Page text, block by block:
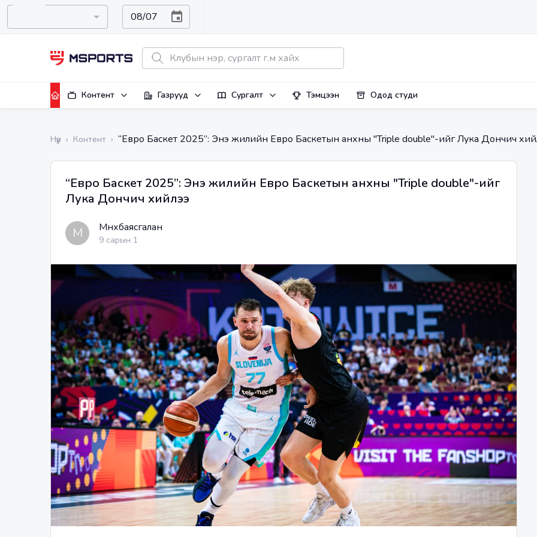
Контент Газрууд Сургалт Тэмцээн Одод студи
Нүүр › Контент › “Евро Баскет 2025”: Энэ жилийн Евро Баскетын анхны "Triple double"-ийг Лука Дончич
“Евро Баскет 2025”: Энэ жилийн Евро Баскетын анхны "Triple double"-ийг
Лука Дончич хийлээ
М Мөнхбаясгалан
9 сарын 1